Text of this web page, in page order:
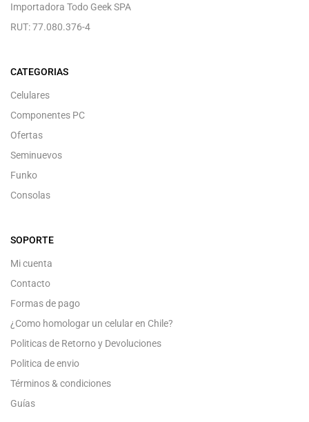
Importadora Todo Geek SPA
RUT: 77.080.376-4
CATEGORIAS
Celulares
Componentes PC
Ofertas
Seminuevos
Funko
Consolas
SOPORTE
Mi cuenta
Contacto
Formas de pago
¿Como homologar un celular en Chile?
Politicas de Retorno y Devoluciones
Politica de envio
Términos & condiciones
Guías